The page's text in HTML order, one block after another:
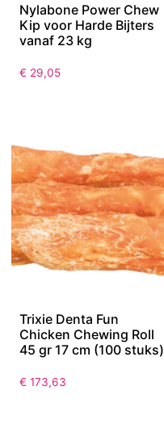
Nylabone Power Chew
Kip voor Harde Bijters
vanaf 23 kg
€ 29,05
Trixie Denta Fun
Chicken Chewing Roll
45 gr 17 cm (100 stuks)
€ 173,63